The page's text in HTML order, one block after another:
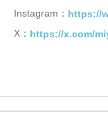
Instagram： https://
X： https://x.com/